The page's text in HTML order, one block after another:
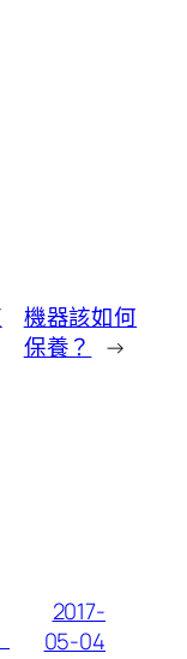
機器該如何
保養？
→
2017-
05-04